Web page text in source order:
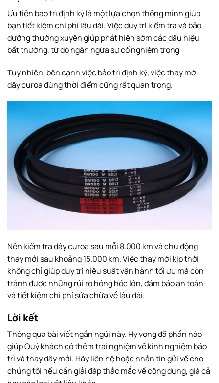
Ưu tiên bảo trì định kỳ là một lựa chọn thông minh giúp
bạn tiết kiệm chi phí lâu dài. Việc duy trì kiểm tra và bảo
dưỡng thường xuyên giúp phát hiện sớm các dấu hiệu
bất thường, từ đó ngăn ngừa sự cố nghiêm trọng
Tuy nhiên, bên cạnh việc bảo trì định kỳ, việc thay mới
dây curoa đúng thời điểm cũng rất quan trọng.
Nên kiểm tra dây curoa sau mỗi 8.000 km và chủ động
thay mới sau khoảng 15.000 km. Việc thay mới kịp thời
không chỉ giúp duy trì hiệu suất vận hành tối ưu mà còn
tránh được những rủi ro hỏng hóc lớn, đảm bảo an toàn
và tiết kiệm chi phí sửa chữa về lâu dài.
Lời kết
Thông qua bài viết ngắn ngủi này. Hy vọng đã phần nào
giúp Quý khách có thêm trải nghiệm về kinh nghiệm bảo
trì và thay dây mới. Hãy liên hệ hoặc nhắn tin gửi về cho
chúng tôi nếu cần giải đáp thắc mắc về công dụng, giá cả